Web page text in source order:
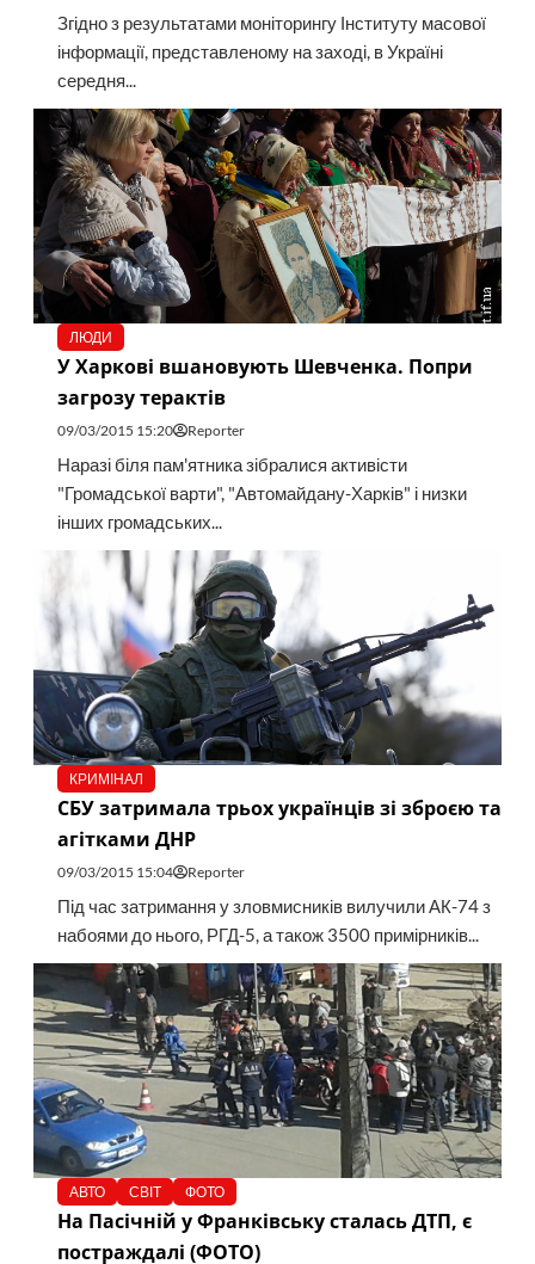
Згідно з результатами моніторингу Інституту масової
інформації, представленому на заході, в Україні
середня...
ЛЮДИ
У Харкові вшановують Шевченка. Попри
загрозу терактів
09/03/2015 15:20 Reporter
Наразі біля пам'ятника зібралися активісти
"Громадської варти", "Автомайдану-Харків" і низки
інших громадських...
КРИМІНАЛ
СБУ затримала трьох українців зі зброєю та
агітками ДНР
09/03/2015 15:04 Reporter
Під час затримання у зловмисників вилучили АК-74 з
набоями до нього, РГД-5, а також 3500 примірників...
АВТО СВІТ ФОТО
На Пасічній у Франківську сталась ДТП, є
постраждалі (ФОТО)